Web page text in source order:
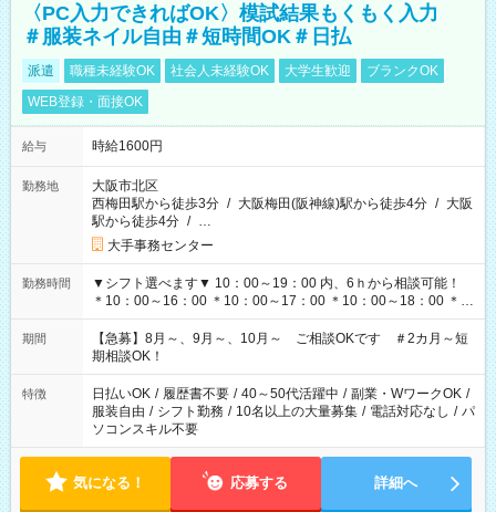
〈PC入力できればOK〉模試結果もくもく入力
＃服装ネイル自由＃短時間OK＃日払
派遣 職種未経験OK 社会人未経験OK 大学生歓迎
ブランクOK
WEB登録・面接OK
給与 時給1600円
勤務地
大阪市北区
西梅田駅から徒歩3分 / 大阪梅田(阪神線)駅から徒歩4分 / 大阪
駅から徒歩4分 / …
大手事務センター
勤務時間
▼シフト選べます▼ 10：00～19：00 内、6ｈから相談可能！
＊10：00～16：00 ＊10：00～17：00 ＊10：00～18：00 ＊
11：00～19：00 ＊12：00～19：00 ＊13：00～19：00
期間
【急募】8月～、9月～、10月～ ご相談OKです ＃2カ月～短
期相談OK！
特徴 日払いOK / 履歴書不要 / 40～50代活躍中 / 副業・WワークOK /
服装自由 / シフト勤務 / 10名以上の大量募集 / 電話対応なし / パ
ソコンスキル不要
気になる！ 応募する 詳細へ